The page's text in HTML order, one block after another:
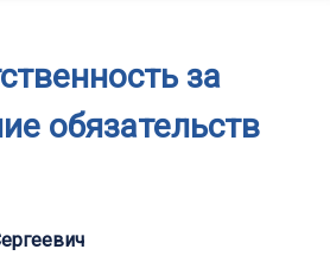
за
обязательств